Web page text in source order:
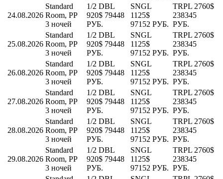
24.08.2026
Standard
Room, PP
3 ночей
1/2 DBL
920$ 79448
РУБ.
SNGL
1125$
97152 РУБ.
TRPL 2760$
238345
РУБ.
25.08.2026
Standard
Room, PP
3 ночей
1/2 DBL
920$ 79448
РУБ.
SNGL
1125$
97152 РУБ.
TRPL 2760$
238345
РУБ.
26.08.2026
Standard
Room, PP
3 ночей
1/2 DBL
920$ 79448
РУБ.
SNGL
1125$
97152 РУБ.
TRPL 2760$
238345
РУБ.
27.08.2026
Standard
Room, PP
3 ночей
1/2 DBL
920$ 79448
РУБ.
SNGL
1125$
97152 РУБ.
TRPL 2760$
238345
РУБ.
28.08.2026
Standard
Room, PP
3 ночей
1/2 DBL
920$ 79448
РУБ.
SNGL
1125$
97152 РУБ.
TRPL 2760$
238345
РУБ.
29.08.2026
Standard
Room, PP
3 ночей
1/2 DBL
920$ 79448
РУБ.
SNGL
1125$
97152 РУБ.
TRPL 2760$
238345
РУБ.